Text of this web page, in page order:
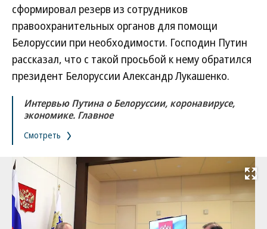
сформировал резерв из сотрудников
правоохранительных органов для помощи
Белоруссии при необходимости. Господин Путин
рассказал, что с такой просьбой к нему обратился
президент Белоруссии Александр Лукашенко.
Интервью Путина о Белоруссии, коронавирусе,
экономике. Главное
Смотреть
Развернуть